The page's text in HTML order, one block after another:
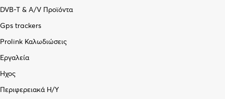
DVB-T & A/V Προϊόντα
Gps trackers
Prolink Καλωδιώσεις
Εργαλεία
Ήχος
Περιφερειακά Η/Υ